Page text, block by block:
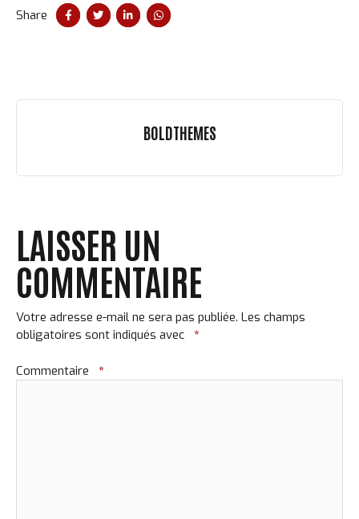
Share
BOLDTHEMES
LAISSER UN
COMMENTAIRE
Votre adresse e-mail ne sera pas publiée. Les champs
obligatoires sont indiqués avec *
Commentaire *